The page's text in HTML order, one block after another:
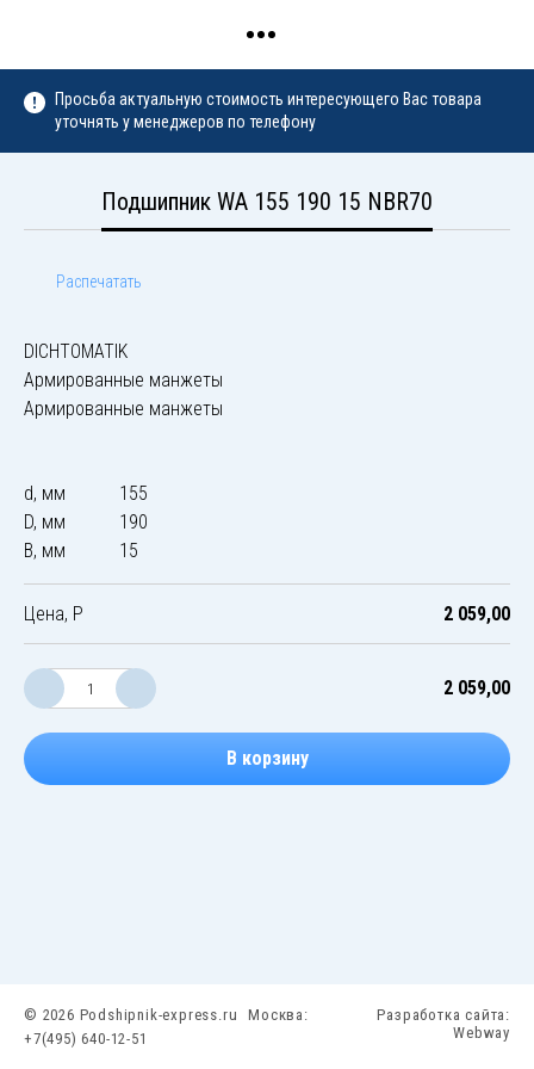
Просьба актуальную стоимость интересующего Вас товара
уточнять у менеджеров по телефону
Подшипник WA 155 190 15 NBR70
Распечатать
DICHTOMATIK
Армированные манжеты
Армированные манжеты
d, мм
155
D, мм
190
B, мм
15
Цена, Р 2 059,00
2 059,00
В корзину
© 2026 Podshipnik-express.ru
Москва:
+7(495) 640-12-51
Разработка сайта:
Webway